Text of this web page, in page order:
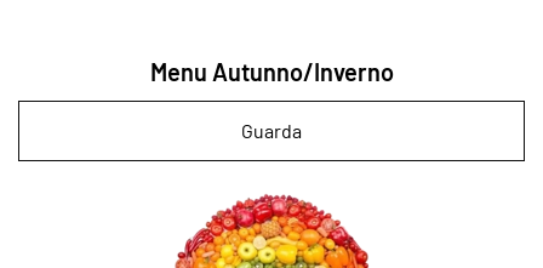
Menu Autunno/Inverno
Guarda